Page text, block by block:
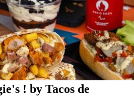
! by Tacos de